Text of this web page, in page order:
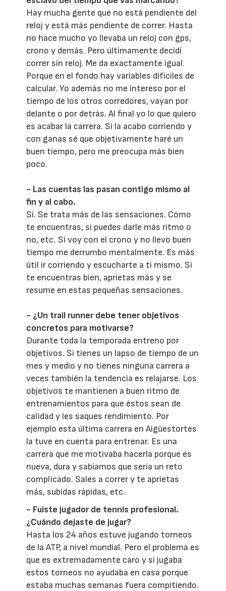
Hay mucha gente que no está pendiente del
reloj y está más pendiente de correr. Hasta
no hace mucho yo llevaba un reloj con gps,
crono y demás. Pero últimamente decidí
correr sin reloj. Me da exactamente igual.
Porque en el fondo hay variables difíciles de
calcular. Yo además no me intereso por el
tiempo de los otros corredores, vayan por
delante o por detrás. Al final yo lo que quiero
es acabar la carrera. Si la acabo corriendo y
con ganas sé que objetivamente haré un
buen tiempo, pero me preocupa más bien
poco.
- Las cuentas las pasan contigo mismo al
fin y al cabo.
Sí. Se trata más de las sensaciones. Cómo
te encuentras, si puedes darle más ritmo o
no, etc. Si voy con el crono y no llevo buen
tiempo me derrumbo mentalmente. Es más
útil ir corriendo y escucharte a ti mismo. Si
te encuentras bien, aprietas más y se
resume en estas pequeñas sensaciones.
- ¿Un trail runner debe tener objetivos
concretos para motivarse?
Durante toda la temporada entreno por
objetivos. Si tienes un lapso de tiempo de un
mes y medio y no tienes ninguna carrera a
veces también la tendencia es relajarse. Los
objetivos te mantienen a buen ritmo de
entrenamientos para que éstos sean de
calidad y les saques rendimiento. Por
ejemplo esta última carrera en Aigüestortes
la tuve en cuenta para entrenar. Es una
carrera que me motivaba hacerla porque es
nueva, dura y sabíamos que sería un reto
complicado. Sales a correr y te aprietas
más, subidas rápidas, etc.
- Fuiste jugador de tennis profesional.
¿Cuándo dejaste de jugar?
Hasta los 24 años estuve jugando torneos
de la ATP, a nivel mundial. Pero el problema es
que es extremadamente caro y si jugaba
estos torneos no ayudaba en casa porque
estaba muchas semanas fuera compitiendo.